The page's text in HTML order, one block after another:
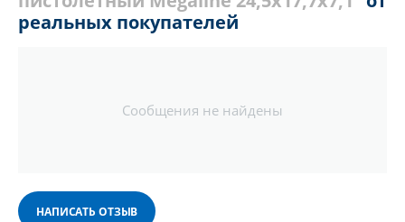
реальных покупателей
Сообщения не найдены
НАПИСАТЬ ОТЗЫВ